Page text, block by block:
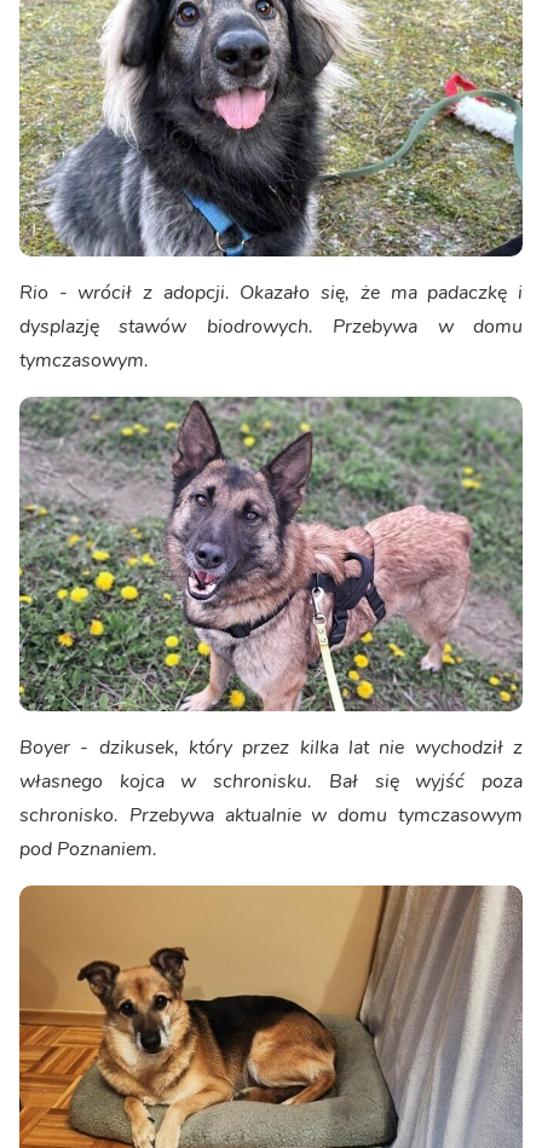
Rio - wrócił z adopcji. Okazało się, że ma padaczkę i
dysplazję stawów biodrowych. Przebywa w domu
tymczasowym.
Boyer - dzikusek, który przez kilka lat nie wychodził z
własnego kojca w schronisku. Bał się wyjść poza
schronisko. Przebywa aktualnie w domu tymczasowym
pod Poznaniem.